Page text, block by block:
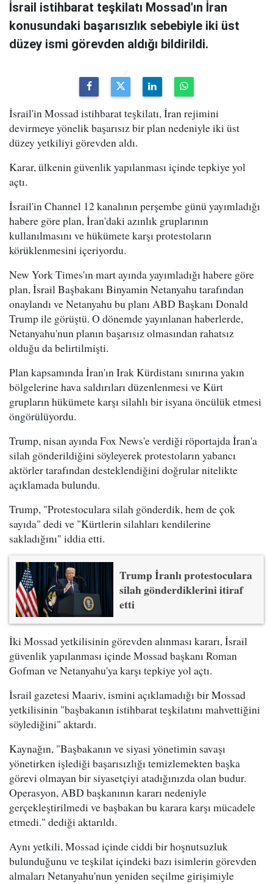
İsrail istihbarat teşkilatı Mossad'ın İran
konusundaki başarısızlık sebebiyle iki üst
düzey ismi görevden aldığı bildirildi.
İsrail'in Mossad istihbarat teşkilatı, İran rejimini
devirmeye yönelik başarısız bir plan nedeniyle iki üst
düzey yetkiliyi görevden aldı.
Karar, ülkenin güvenlik yapılanması içinde tepkiye yol
açtı.
İsrail'in Channel 12 kanalının perşembe günü yayımladığı
habere göre plan, İran'daki azınlık gruplarının
kullanılmasını ve hükümete karşı protestoların
körüklenmesini içeriyordu.
New York Times'ın mart ayında yayımladığı habere göre
plan, İsrail Başbakanı Binyamin Netanyahu tarafından
onaylandı ve Netanyahu bu planı ABD Başkanı Donald
Trump ile görüştü. O dönemde yayınlanan haberlerde,
Netanyahu'nun planın başarısız olmasından rahatsız
olduğu da belirtilmişti.
Plan kapsamında İran'ın Irak Kürdistanı sınırına yakın
bölgelerine hava saldırıları düzenlenmesi ve Kürt
grupların hükümete karşı silahlı bir isyana öncülük etmesi
öngörülüyordu.
Trump, nisan ayında Fox News'e verdiği röportajda İran'a
silah gönderildiğini söyleyerek protestoların yabancı
aktörler tarafından desteklendiğini doğrular nitelikte
açıklamada bulundu.
Trump, "Protestoculara silah gönderdik, hem de çok
sayıda" dedi ve "Kürtlerin silahları kendilerine
sakladığını" iddia etti.
Trump İranlı protestoculara
silah gönderdiklerini itiraf
etti
İki Mossad yetkilisinin görevden alınması kararı, İsrail
güvenlik yapılanması içinde Mossad başkanı Roman
Gofman ve Netanyahu'ya karşı tepkiye yol açtı.
İsrail gazetesi Maariv, ismini açıklamadığı bir Mossad
yetkilisinin "başbakanın istihbarat teşkilatını mahvettiğini
söylediğini" aktardı.
Kaynağın, "Başbakanın ve siyasi yönetimin savaşı
yönetirken işlediği başarısızlığı temizlemekten başka
görevi olmayan bir siyasetçiyi atadığınızda olan budur.
Operasyon, ABD başkanının kararı nedeniyle
gerçekleştirilmedi ve başbakan bu karara karşı mücadele
etmedi." dediği aktarıldı.
Aynı yetkili, Mossad içinde ciddi bir hoşnutsuzluk
bulunduğunu ve teşkilat içindeki bazı isimlerin görevden
almaları Netanyahu'nun yeniden seçilme girişimiyle